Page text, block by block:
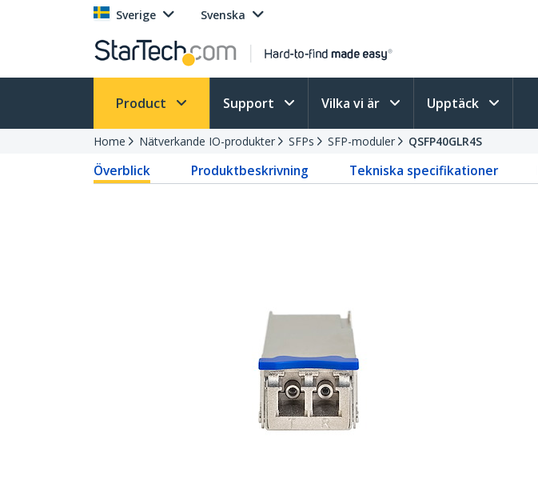
Sverige Svenska
Product Support Vilka vi är Upptäck
Home Nätverkande IO-produkter SFPs SFP-moduler QSFP40GLR4S
Överblick Produktbeskrivning Tekniska specifikationer